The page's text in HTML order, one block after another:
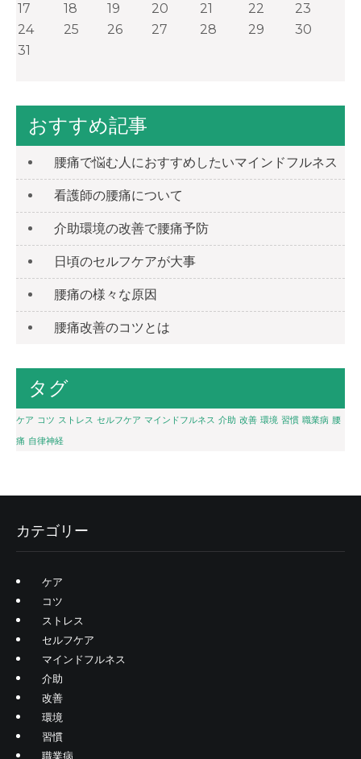
17
18 19 20 21 22
23
24
25 26 27 28 29
30
31
おすすめ記事
腰痛で悩む人におすすめしたいマインドフルネス
看護師の腰痛について
介助環境の改善で腰痛予防
日頃のセルフケアが大事
腰痛の様々な原因
腰痛改善のコツとは
タグ
ケア コツ ストレス セルフケア マインドフルネス 介助 改善 環境 習慣 職業病 腰
痛 自律神経
カテゴリー
ケア
コツ
ストレス
セルフケア
マインドフルネス
介助
改善
環境
習慣
職業病